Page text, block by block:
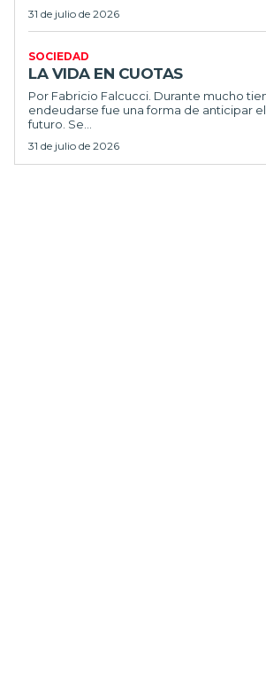
31 de julio de 2026
SOCIEDAD
LA VIDA EN CUOTAS
Por Fabricio Falcucci. Durante mucho tiempo
endeudarse fue una forma de anticipar el
futuro. Se...
31 de julio de 2026